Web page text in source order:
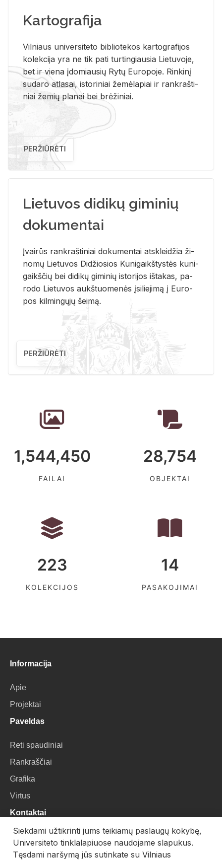
Kartografija
Vil­niaus uni­ver­si­te­to bi­b­lio­te­kos kar­to­gra­fi­jos
ko­lek­ci­ja yra ne tik pati tur­tin­giau­sia Lie­tu­vo­je,
bet ir vie­na įdo­miau­sių Rytų Eu­ro­po­je. Rin­ki­nį
su­da­ro at­la­sai, is­to­ri­niai že­mė­la­piai ir rank­raš­ti­
niai že­mių pla­nai bei brė­ži­niai.
PERŽIŪRĖTI
Lietuvos didikų giminių
dokumentai
Įvai­rūs rank­raš­ti­niai do­ku­men­tai at­sklei­džia ži­
no­mų Lie­tu­vos Di­džio­sios Ku­ni­gaikš­tys­tės ku­ni­
gaikš­čių bei di­di­kų gi­mi­nių is­to­ri­jos iš­ta­kas, pa­
ro­do Lie­tu­vos aukš­tuo­me­nės įsi­lie­ji­mą į Eu­ro­
pos kil­min­gų­jų šei­mą.
PERŽIŪRĖTI
1,544,450
FAILAI
28,754
OBJEKTAI
223
KOLEKCIJOS
14
PASAKOJIMAI
Informacija
Apie
Projektai
Paveldas
Reti spaudiniai
Rankraščiai
Grafika
Virtus
Kontaktai
VU Biblioteka
Universiteto g. 3, LT-01122, Vilnius
Siekdami užtikrinti jums teikiamų paslaugų kokybę,
Universiteto tinklalapiuose naudojame slapukus.
Tęsdami naršymą jūs sutinkate su Vilniaus